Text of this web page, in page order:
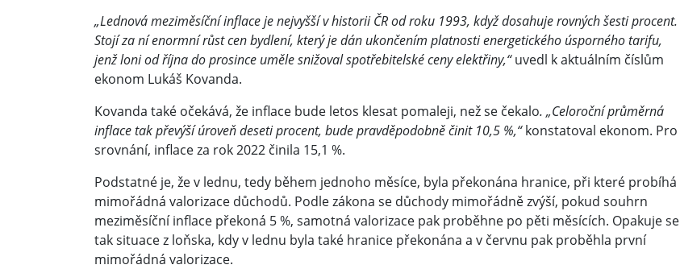
„Lednová meziměsíční inflace je nejvyšší v historii ČR od roku 1993, když dosahuje rovných šesti procent.
Stojí za ní enormní růst cen bydlení, který je dán ukončením platnosti energetického úsporného tarifu,
jenž loni od října do prosince uměle snižoval spotřebitelské ceny elektřiny,“uvedl k aktuálním číslům
ekonom Lukáš Kovanda.
Kovanda také očekává, že inflace bude letos klesat pomaleji, než se čekalo. „Celoroční průměrná
inflace tak převýší úroveň deseti procent, bude pravděpodobně činit 10,5 %,“konstatoval ekonom. Pro
srovnání, inflace za rok 2022 činila 15,1 %.
Podstatné je, že v lednu, tedy během jednoho měsíce, byla překonána hranice, při které probíhá
mimořádná valorizace důchodů. Podle zákona se důchody mimořádně zvýší, pokud souhrn
meziměsíční inflace překoná 5 %, samotná valorizace pak proběhne po pěti měsících. Opakuje se
tak situace z loňska, kdy v lednu byla také hranice překonána a v červnu pak proběhla první
mimořádná valorizace.